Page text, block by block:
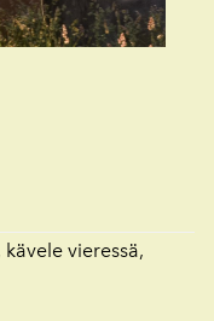
vieressä,